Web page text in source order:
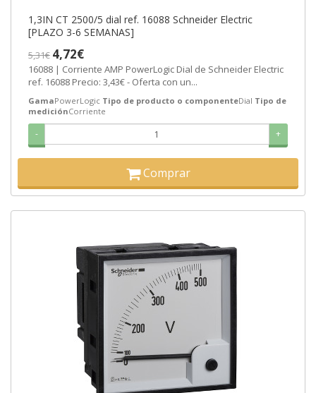
1,3IN CT 2500/5 dial ref. 16088 Schneider Electric
[PLAZO 3-6 SEMANAS]
5,31€ 4,72€
16088 | Corriente AMP PowerLogic Dial de Schneider Electric
ref. 16088 Precio: 3,43€ - Oferta con un...
GamaPowerLogic Tipo de producto o componenteDial Tipo de
mediciónCorriente
- +
Comprar